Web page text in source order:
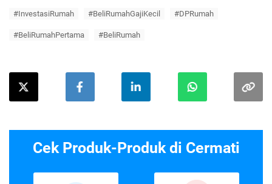
#InvestasiRumah #BeliRumahGajiKecil #DPRumah
#BeliRumahPertama #BeliRumah
Cek Produk-Produk di Cermati